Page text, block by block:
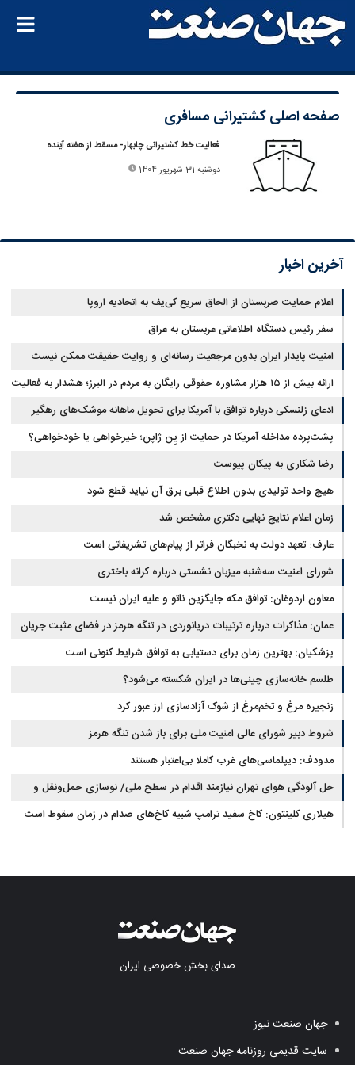
صفحه اصلیکشتیرانی مسافری
فعالیت خط کشتیرانی چابهار- مسقط از هفته آینده
دوشنبه 31 شهریور 1404
آخرین اخبار
اعلام حمایت صربستان از الحاق سریع کی‌یف به اتحادیه اروپا
سفر رئیس دستگاه اطلاعاتی عربستان به عراق
امنیت پایدار ایران بدون مرجعیت رسانه‌ای و روایت حقیقت ممکن نیست
ارائه بیش از ۱۵ هزار مشاوره حقوقی رایگان به مردم در البرز؛ هشدار به فعالیت
وکیل بلاگرها
ادعای زلنسکی درباره توافق با آمریکا برای تحویل ماهانه موشک‌های رهگیر
پشت‌پرده مداخله آمریکا در حمایت از یِن ژاپن؛ خیرخواهی یا خودخواهی؟
رضا شکاری به پیکان پیوست
هیچ واحد تولیدی بدون اطلاع قبلی برق آن نیاید قطع شود
زمان اعلام نتایج نهایی دکتری مشخص شد
عارف: تعهد دولت به نخبگان فراتر از پیام‎‌های تشریفاتی است
شورای امنیت سه‌شنبه میزبان نشستی درباره کرانه باختری
معاون اردوغان: توافق مکه جایگزین ناتو و علیه ایران نیست
عمان: مذاکرات درباره ترتیبات دریانوردی در تنگه هرمز در فضای مثبت جریان
دارد
پزشکیان‌: بهترین زمان برای دستیابی به توافق شرایط کنونی است
طلسم خانه‌سازی چینی‌ها در ایران شکسته می‌شود؟
زنجیره مرغ و تخم‌مرغ از شوک آزادسازی ارز عبور کرد
شروط دبیر شورای عالی امنیت ملی برای باز شدن تنگه هرمز
مدودف: دیپلماسی‌های غرب کاملا بی‌اعتبار هستند
حل آلودگی هوای تهران نیازمند اقدام در سطح ملی/ نوسازی حمل‌ونقل و
کنترل بارگذاری‌هادراولویت
هیلاری کلینتون: کاخ سفید ترامپ شبیه کاخ‌های صدام در زمان سقوط است
صدای بخش خصوصی ایران
جهان صنعت نیوز
سایت قدیمی روزنامه جهان صنعت